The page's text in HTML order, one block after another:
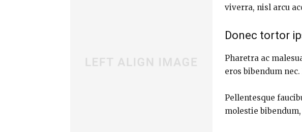
viverra, nisl arcu
Donec tortor
Pharetra ac
eros bibendum
Pellentesque
molestie